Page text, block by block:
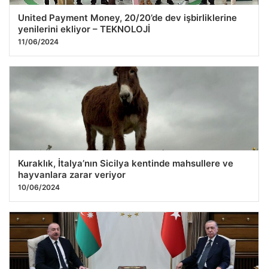
United Payment Money, 20/20’de dev işbirliklerine
yenilerini ekliyor – TEKNOLOJİ
11/06/2024
Kuraklık, İtalya’nın Sicilya kentinde mahsullere ve
hayvanlara zarar veriyor
10/06/2024